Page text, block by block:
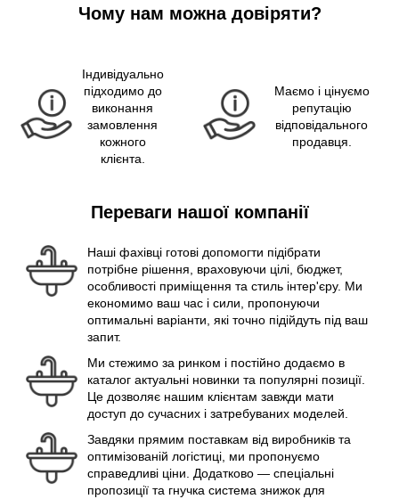
Чому нам можна довіряти?
Індивідуально
підходимо до
виконання
замовлення
кожного
клієнта.
Маємо і цінуємо
репутацію
відповідального
продавця.
Переваги нашої компанії
Наші фахівці готові допомогти підібрати
потрібне рішення, враховуючи цілі, бюджет,
особливості приміщення та стиль інтер'єру. Ми
економимо ваш час і сили, пропонуючи
оптимальні варіанти, які точно підійдуть під ваш
запит.
Ми стежимо за ринком і постійно додаємо в
каталог актуальні новинки та популярні позиції.
Це дозволяє нашим клієнтам завжди мати
доступ до сучасних і затребуваних моделей.
Завдяки прямим поставкам від виробників та
оптимізованій логістиці, ми пропонуємо
справедливі ціни. Додатково — спеціальні
пропозиції та гнучка система знижок для